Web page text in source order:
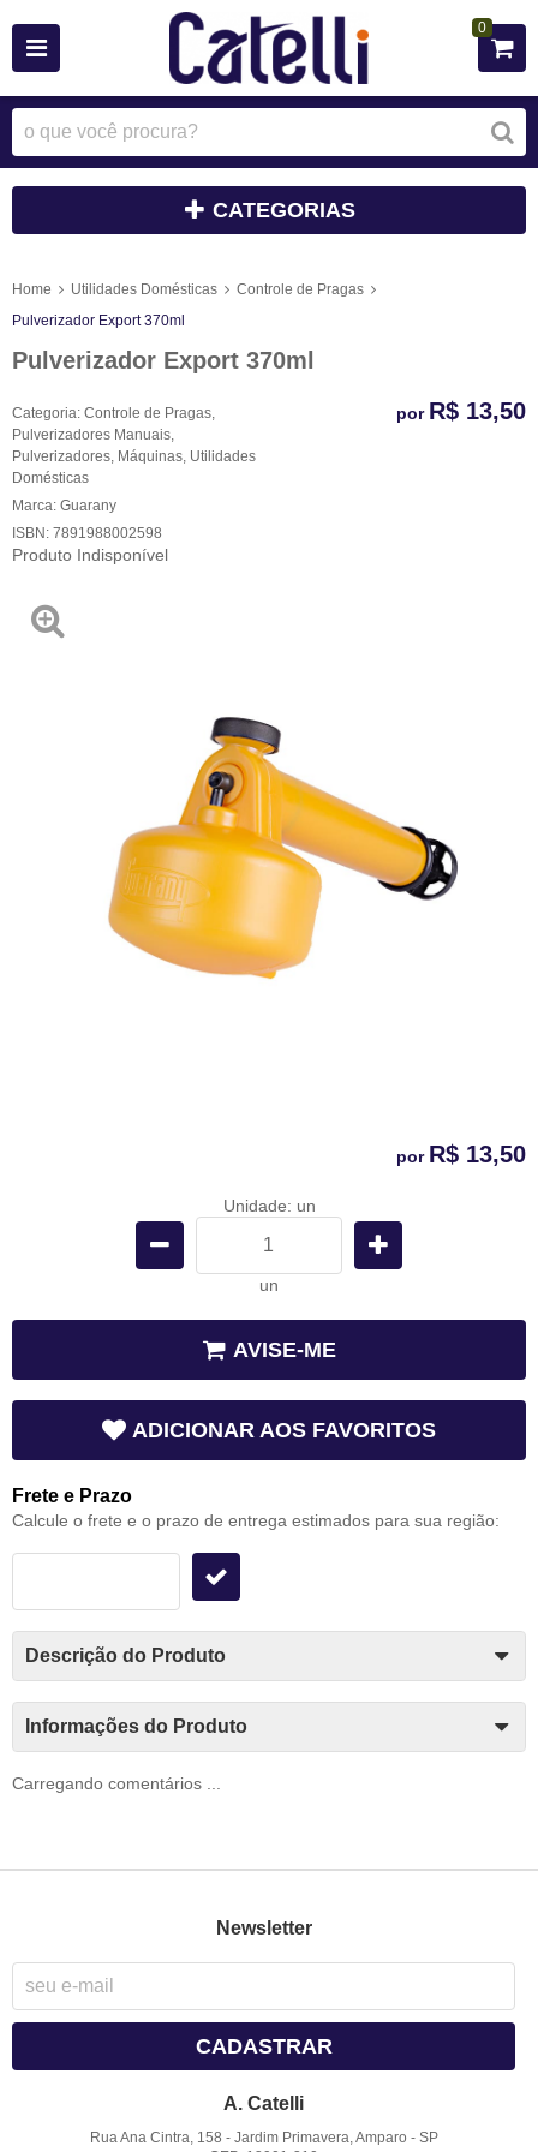
0
CATEGORIAS
Home Utilidades Domésticas
Controle de Pragas
Pulverizador Export 370ml
Pulverizador Export 370ml
Categoria: Controle de Pragas
Pulverizadores Manuais
Pulverizadores Máquinas Utilidades
Domésticas
Marca: Guarany
ISBN: 7891988002598
Produto Indisponível
por R$ 13,50
por R$ 13,50
Unidade: un
un
AVISE-ME
ADICIONAR AOS FAVORITOS
Frete e Prazo
Calcule o frete e o prazo de entrega estimados para sua região:
Descrição do Produto
Informações do Produto
Carregando comentários ...
Newsletter
CADASTRAR
A. Catelli
Rua Ana Cintra, 158 - Jardim Primavera, Amparo - SP